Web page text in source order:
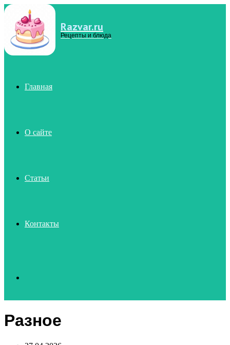
Menu Razvar.ru
Рецепты и блюда
Главная
О сайте
Статьи
Контакты
for
Разное